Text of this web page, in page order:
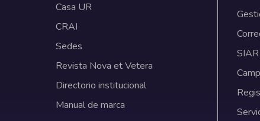
Casa UR
CRAI
Sedes
Revista Nova et Vetera
Directorio institucional
Manual de marca
SIAR